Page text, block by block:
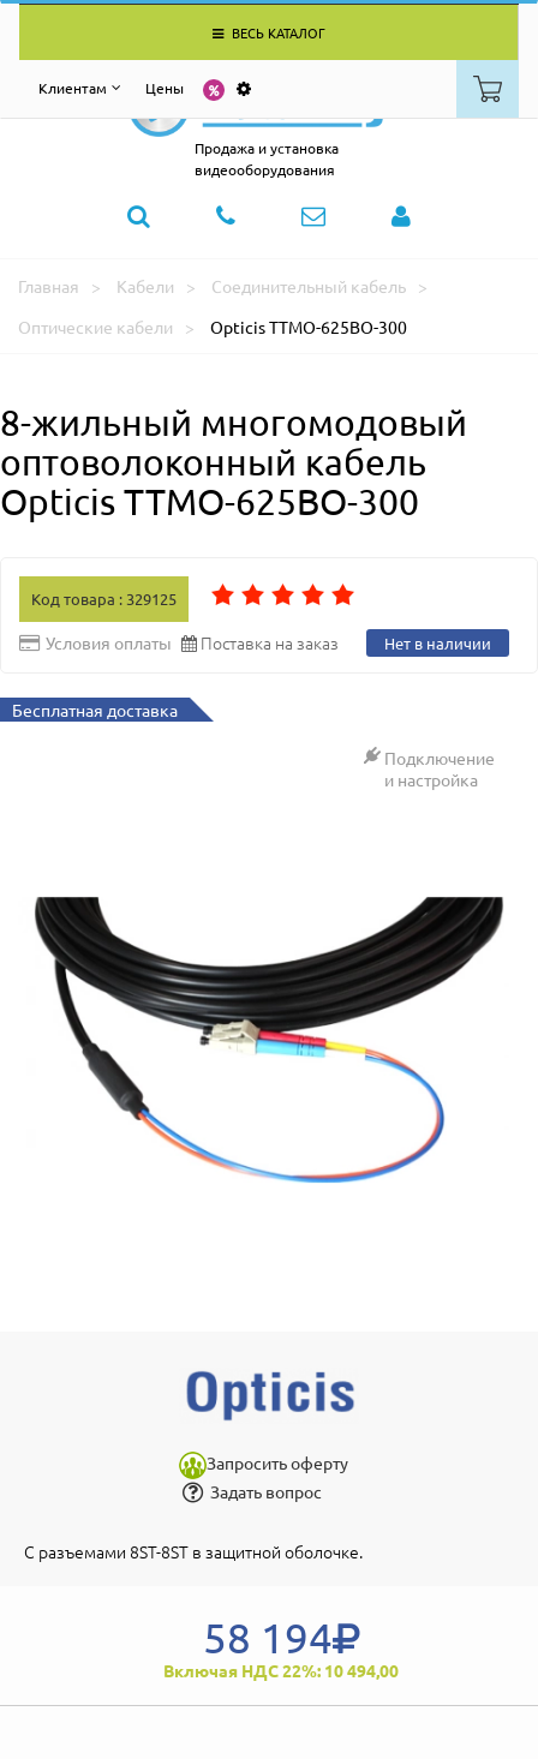
ВЕСЬ КАТАЛОГ
Клиентам Цены
Продажа и установка
видеооборудования
Главная Кабели
Соединительный кабель
Оптические кабели
Opticis TTMO-625BO-300
8-жильный многомодовый
оптоволоконный кабель
Opticis TTMO-625BO-300
Код товара : 329125
Условия оплаты Поставка на заказ Нет в наличии
Бесплатная доставка
Подключение
и настройка
Запросить оферту
Задать вопрос
С разъемами 8ST-8ST в защитной оболочке.
58 194
Включая НДС 22%: 10 494,00